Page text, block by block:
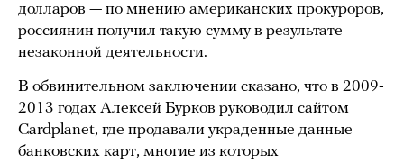
долларов — по мнению американских прокуроров,
россиянин получил такую сумму в результате
незаконной деятельности.
В обвинительном заключении сказано, что в 2009-
2013 годах Алексей Бурков руководил сайтом
Cardplanet, где продавали украденные данные
банковских карт, многие из которых